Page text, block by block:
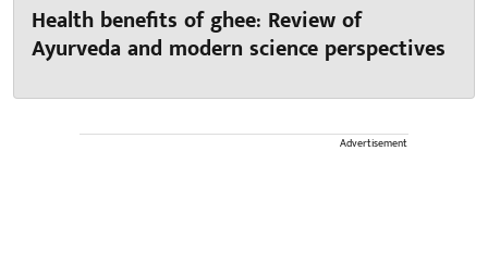
Health benefits of ghee: Review of
Ayurveda and modern science perspectives
Advertisement